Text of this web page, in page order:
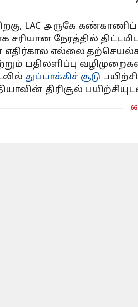
LAC அருகே
நேரத்தில்
எதிர்கால எல்லை
பதிலளிப்பு
துப்பாக்கிச் சூடு
திரிசூல்